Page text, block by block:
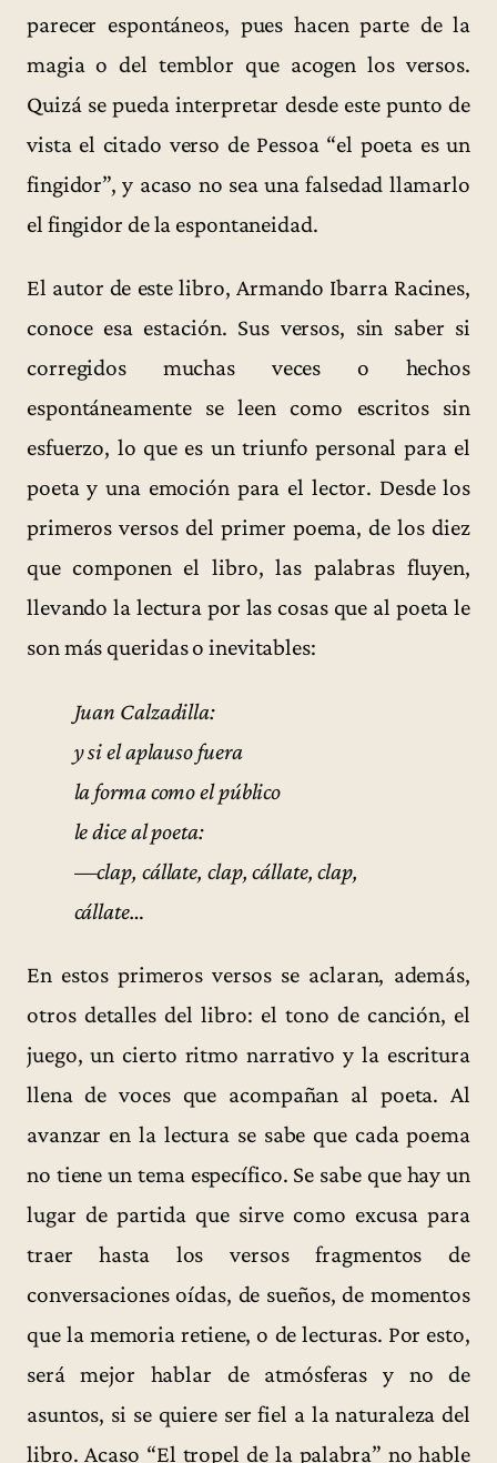
parecer espontáneos, pues hacen parte de la
magia o del temblor que acogen los versos.
Quizá se pueda interpretar desde este punto de
vista el citado verso de Pessoa “el poeta es un
fingidor”, y acaso no sea una falsedad llamarlo
el fingidor de la espontaneidad.
El autor de este libro, Armando Ibarra Racines,
conoce esa estación. Sus versos, sin saber si
corregidos muchas veces o hechos
espontáneamente se leen como escritos sin
esfuerzo, lo que es un triunfo personal para el
poeta y una emoción para el lector. Desde los
primeros versos del primer poema, de los diez
que componen el libro, las palabras fluyen,
llevando la lectura por las cosas que al poeta le
son más queridas o inevitables:
Juan Calzadilla:
y si el aplauso fuera
la forma como el público
le dice al poeta:
—clap, cállate, clap, cállate, clap,
cállate…
En estos primeros versos se aclaran, además,
otros detalles del libro: el tono de canción, el
juego, un cierto ritmo narrativo y la escritura
llena de voces que acompañan al poeta. Al
avanzar en la lectura se sabe que cada poema
no tiene un tema específico. Se sabe que hay un
lugar de partida que sirve como excusa para
traer hasta los versos fragmentos de
conversaciones oídas, de sueños, de momentos
que la memoria retiene, o de lecturas. Por esto,
será mejor hablar de atmósferas y no de
asuntos, si se quiere ser fiel a la naturaleza del
libro. Acaso “El tropel de la palabra” no hable